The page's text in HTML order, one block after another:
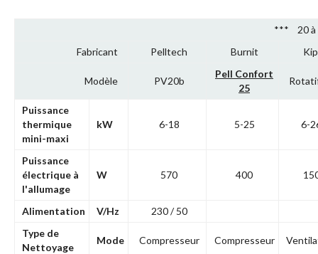
*** 20 à
Fabricant
Pelltech Burnit
Modèle PV20b
Pell Confort
25
Puissance
thermique
mini-maxi
kW 6-18 5-25 6-
Puissance
électrique à
l'allumage
W 570 400
Alimentation V/Hz
230 / 50
Type de
Nettoyage
Mode Compresseur Compresseur